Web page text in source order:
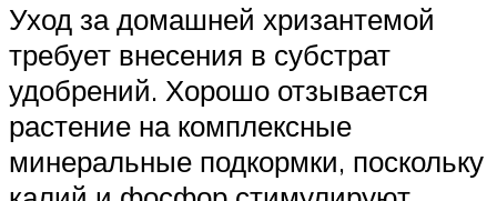
Уход за домашней хризантемой
требует внесения в субстрат
удобрений. Хорошо отзывается
растение на комплексные
минеральные подкормки, поскольку